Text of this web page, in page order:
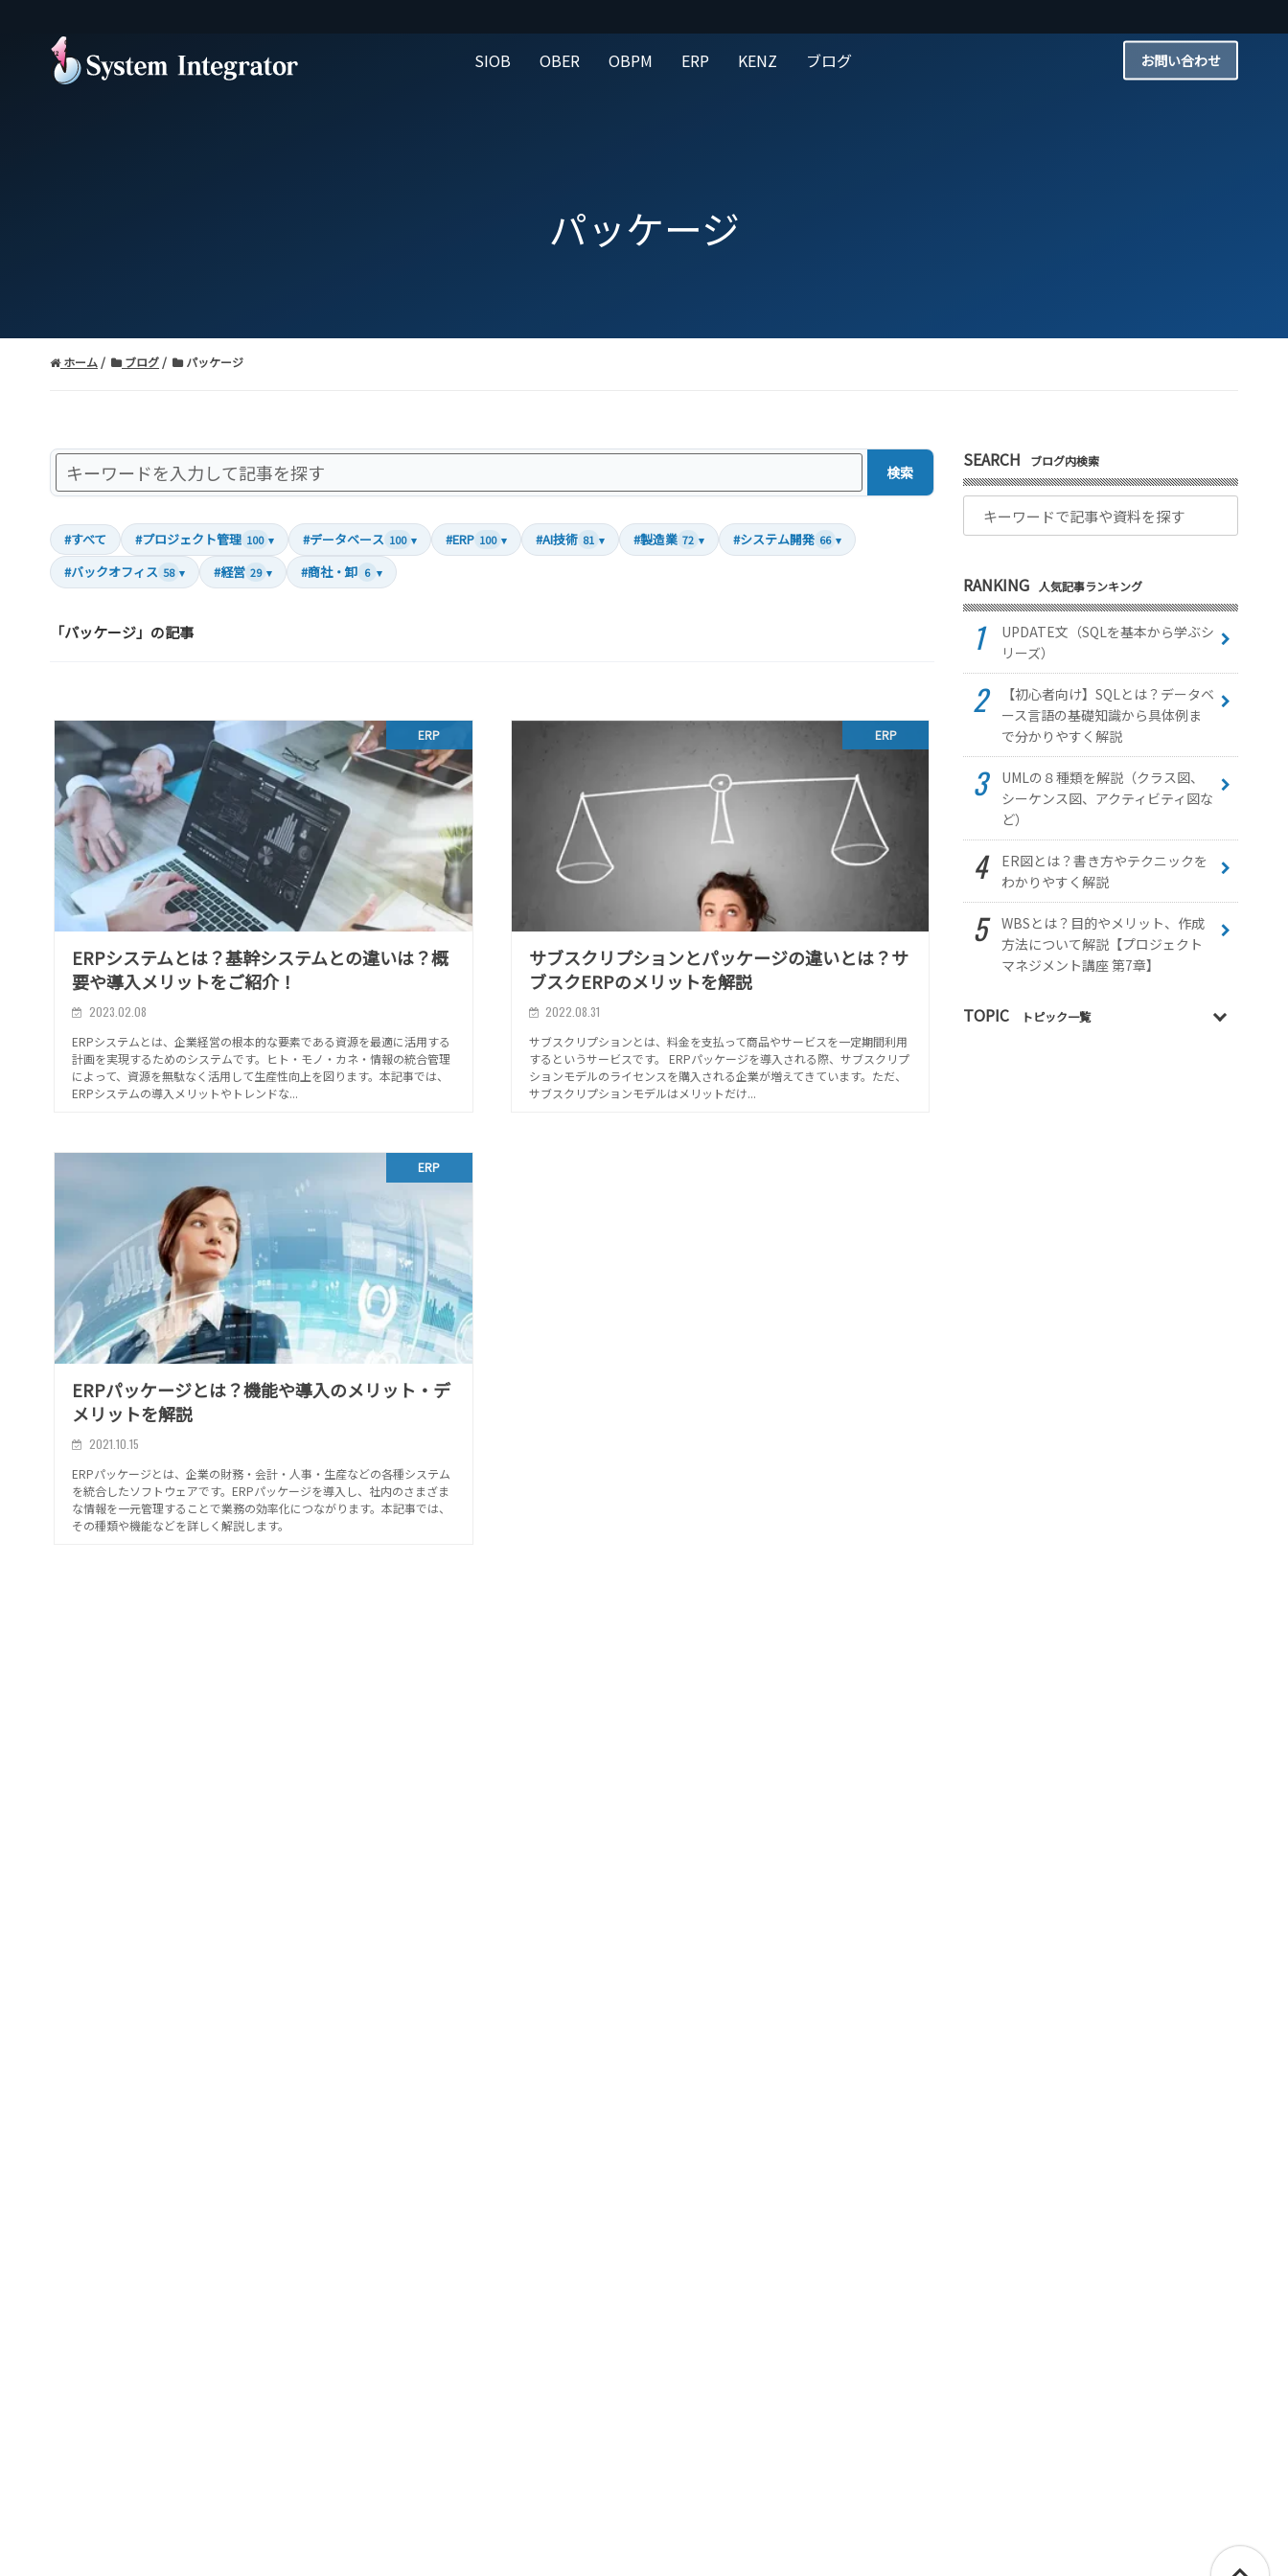
SIOB OBER OBPM ERP KENZ ブログ お問い合わせ
パッケージ
ホーム ブログ パッケージ
検索
#すべて #プロジェクト管理 100 ▾ #データベース 100 ▾ #ERP 100 ▾ #AI技術 81 ▾ #製造業 72 ▾ #システム開発 66 ▾
#バックオフィス 58 ▾ #経営 29 ▾ #商社・卸 6 ▾
「パッケージ」の記事
ERP
ERPシステムとは？基幹システムとの違いは？概
要や導入メリットをご紹介！
2023.02.08
ERPシステムとは、企業経営の根本的な要素である資源を最適に活用する
計画を実現するためのシステムです。ヒト・モノ・カネ・情報の統合管理
によって、資源を無駄なく活用して生産性向上を図ります。本記事では、
ERPシステムの導入メリットやトレンドな...
ERP
サブスクリプションとパッケージの違いとは？サ
ブスクERPのメリットを解説
2022.08.31
サブスクリプションとは、料金を支払って商品やサービスを一定期間利用
するというサービスです。 ERPパッケージを導入される際、サブスクリプ
ションモデルのライセンスを購入される企業が増えてきています。ただ、
サブスクリプションモデルはメリットだけ...
ERP
ERPパッケージとは？機能や導入のメリット・デ
メリットを解説
2021.10.15
ERPパッケージとは、企業の財務・会計・人事・生産などの各種システム
を統合したソフトウェアです。ERPパッケージを導入し、社内のさまざま
な情報を一元管理することで業務の効率化につながります。本記事では、
その種類や機能などを詳しく解説します。
SEARCH ブログ内検索
RANKING 人気記事ランキング
UPDATE文（SQLを基本から学ぶシ
リーズ）
【初心者向け】SQLとは？データベ
ース言語の基礎知識から具体例ま
で分かりやすく解説
UMLの８種類を解説（クラス図、
シーケンス図、アクティビティ図な
ど）
ER図とは？書き方やテクニックを
わかりやすく解説
WBSとは？目的やメリット、作成
方法について解説【プロジェクト
マネジメント講座 第7章】
TOPIC トピック一覧